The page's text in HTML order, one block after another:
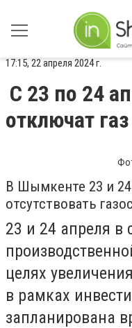
17:15, 22 апреля 2024 г.
С 23 по 24
отключат
В Шымкенте 23 и 24
отсутствовать
23 и 24 апреля в
целях
в рамках
запланирована